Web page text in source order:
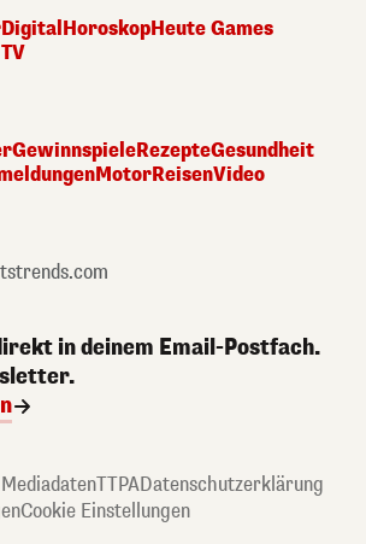
Digital HoroskopHeute Games
GewinnspieleRezepteGesundheit
MotorReisenVideo
in deinem Email-Postfach.
TTPADatenschutzerklärung
Cookie Einstellungen